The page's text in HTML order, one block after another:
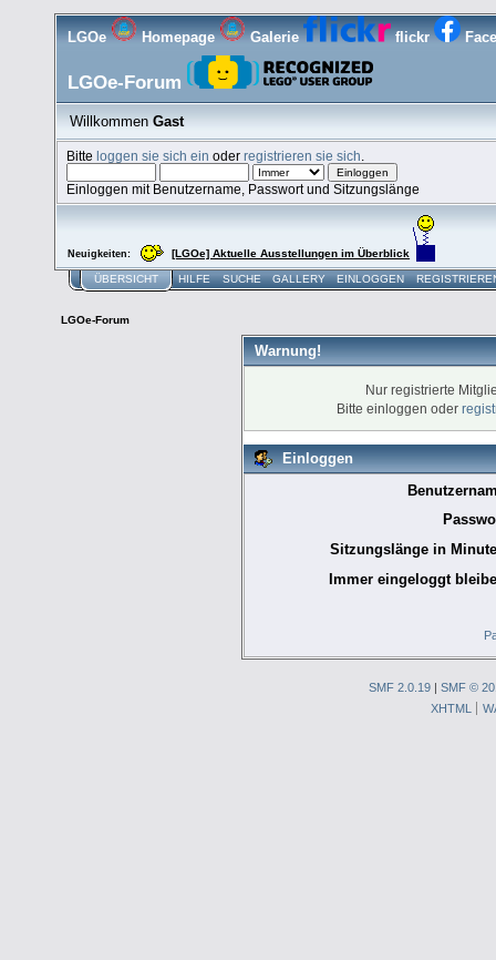
LGOe Homepage Galerie flickr
LGOe-Forum
Willkommen Gast
Bitteloggen sie sich ein oderregistrieren sie sich
Einloggen mit Benutzername, Passwort und Sitzungslänge
Neuigkeiten: [LGOe] Aktuelle Ausstellungen im Überblick
ÜBERSICHT HILFE SUCHE GALLERY EINLOGGEN
LGOe-Forum
Warnung!
Nur registrierte
Bitte einloggen oder
Einloggen
Sitzungslänge in
Immer eingeloggt
SMF 2.0.19| SMF ©
XHTML